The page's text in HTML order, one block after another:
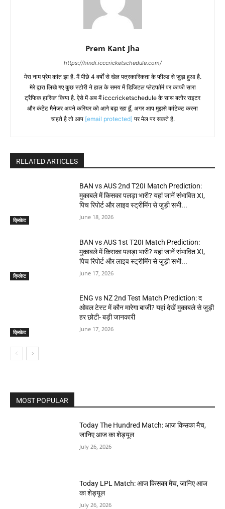
Prem Kant Jha
https://hindi.icccricketschedule.com/
मेरा नाम प्रेम कांत झा है. मैं पीछे 4 वर्षों से खेल पत्रकारिकता के फील्ड से जुड़ा हुआ है.
मेरे द्वारा लिखे गए कुछ स्टोरी ने हाल के समय में डिजिटल प्लेटफॉर्म पर काफी सारा
ट्रैफिक हासिल किया है. ऐसे में अब मैं icccricketschedule के साथ बतौर राइटर
और कंटेंट मैनेजर अपने करियर को आगे बढ़ा रहा हूँ. अगर आप मुझसे कांटेक्ट करना
चाहते है तो आप [email protected] पर मेल पर सकते है.
RELATED ARTICLES
क्रिकेट
BAN vs AUS 2nd T20I Match Prediction:
मुकाबले में किसका पलड़ा भारी? यहां जानें संभावित XI,
पिच रिपोर्ट और लाइव स्ट्रीमिंग से जुड़ी सभी...
June 18, 2026
क्रिकेट
BAN vs AUS 1st T20I Match Prediction:
मुकाबले में किसका पलड़ा भारी? यहां जानें संभावित XI,
पिच रिपोर्ट और लाइव स्ट्रीमिंग से जुड़ी सभी...
June 17, 2026
क्रिकेट
ENG vs NZ 2nd Test Match Prediction: द
ओवल टेस्ट में कौन मारेगा बाजी? यहां देखें मुकाबले से जुड़ी
हर छोटी- बड़ी जानकारी
June 17, 2026
MOST POPULAR
Today The Hundred Match: आज किसका मैच,
जानिए आज का शेड्यूल
July 26, 2026
Today LPL Match: आज किसका मैच, जानिए आज
का शेड्यूल
July 26, 2026